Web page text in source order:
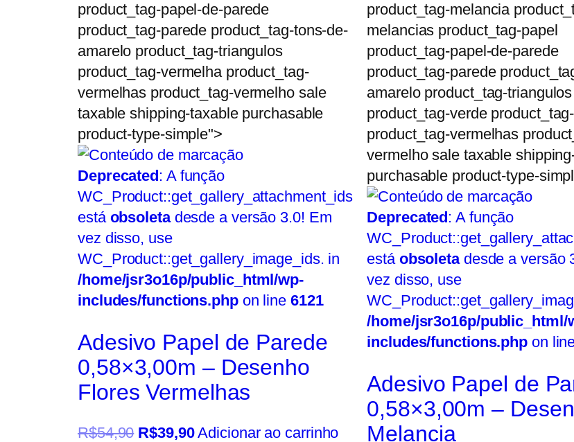
product_tag-papel-de-parede
product_tag-parede product_tag-tons-de-
amarelo product_tag-triangulos
product_tag-vermelha product_tag-
vermelhas product_tag-vermelho sale
taxable shipping-taxable purchasable
product-type-simple">
Deprecated: A função
WC_Product::get_gallery_attachment_ids
está obsoletadesde a versão 3.0! Em
vez disso, use
WC_Product::get_gallery_image_ids. in
/home/jsr3o16p/public_html/wp-
includes/functions.phpon line 6121
Adesivo Papel de Parede
0,58×3,00m – Desenho
Flores Vermelhas
R$54,90 R$39,90Adicionar ao carrinho
product_tag-melancia
melancias product_tag-papel
product_tag-papel-de-parede
product_tag-parede
amarelo product_tag-triangulos
product_tag-verde
product_tag-vermelhas
vermelho sale taxable
purchasable product-type-
Deprecated: A função
está obsoletadesde a versão
vez disso, use
/home/jsr3o16p/public_html/
includes/functions.php on
Adesivo Papel de
0,58×3,00m –
Melancia